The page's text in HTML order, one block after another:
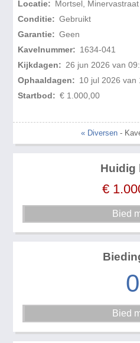
Locatie: Mortsel,
Conditie: Gebruikt
Garantie: Geen
Kavelnummer: 1634-041
Kijkdagen: 26 jun 2026 van
Ophaaldagen: 10 jul 2026 van
Startbod: € 1.000,00
« Diversen-
Huidig
€
0